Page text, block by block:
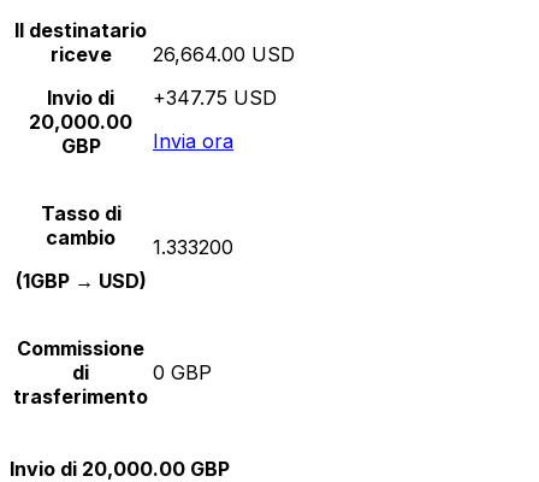
Il destinatario
riceve
Invio di
20,000.00
GBP
26,664.00 USD
+347.75 USD
Invia ora
Tasso di
cambio
(1GBP → USD)
1.333200
Commissione
di
trasferimento
0 GBP
Invio di 20,000.00 GBP